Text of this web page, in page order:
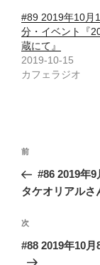
#89 2019年10月
分・イベント『
蔵にて』
2019-10-15
カフェラジオ
投
ナ
ゲ
ー
前
の
投
前
#86 2019年
タケオリアルさ
次
の
次
#88 2019年10